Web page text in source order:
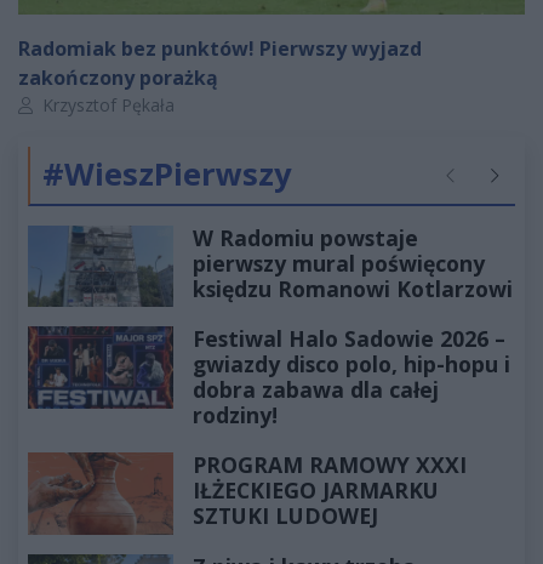
Radomiak bez punktów! Pierwszy wyjazd
zakończony porażką
Autor artykułu:
Krzysztof Pękała
#WieszPierwszy Poprzednie
W Radomiu powstaje
pierwszy mural poświęcony
księdzu Romanowi Kotlarzowi
Festiwal Halo Sadowie 2026 –
gwiazdy disco polo, hip-hopu i
dobra zabawa dla całej
rodziny!
PROGRAM RAMOWY XXXI
IŁŻECKIEGO JARMARKU
SZTUKI LUDOWEJ